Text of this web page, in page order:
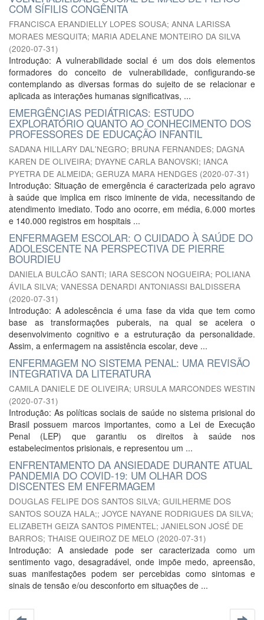
COM SÍFILIS CONGÊNITA
FRANCISCA ERANDIELLY LOPES SOUSA; ANNA LARISSA
MORAES MESQUITA; MARIA ADELANE MONTEIRO DA SILVA
(2020-07-31)
Introdução: A vulnerabilidade social é um dos dois elementos
formadores do conceito de vulnerabilidade, configurando-se
contemplando as diversas formas do sujeito de se relacionar e
aplicada as interações humanas significativas, ...
EMERGÊNCIAS PEDIÁTRICAS: ESTUDO
EXPLORATÓRIO QUANTO AO CONHECIMENTO DOS
PROFESSORES DE EDUCAÇÃO INFANTIL
SADANA HILLARY DAL'NEGRO; BRUNA FERNANDES; DAGNA
KAREN DE OLIVEIRA; DYAYNE CARLA BANOVSKI; IANCA
PYETRA DE ALMEIDA; GERUZA MARA HENDGES (2020-07-31)
Introdução: Situação de emergência é caracterizada pelo agravo
à saúde que implica em risco iminente de vida, necessitando de
atendimento imediato. Todo ano ocorre, em média, 6.000 mortes
e 140.000 registros em hospitais ...
ENFERMAGEM ESCOLAR: O CUIDADO À SAÚDE DO
ADOLESCENTE NA PERSPECTIVA DE PIERRE
BOURDIEU
DANIELA BULCÃO SANTI; IARA SESCON NOGUEIRA; POLIANA
ÁVILA SILVA; VANESSA DENARDI ANTONIASSI BALDISSERA
(2020-07-31)
Introdução: A adolescência é uma fase da vida que tem como
base as transformações puberais, na qual se acelera o
desenvolvimento cognitivo e a estruturação da personalidade.
Assim, a enfermagem na assistência escolar, deve ...
ENFERMAGEM NO SISTEMA PENAL: UMA REVISÃO
INTEGRATIVA DA LITERATURA
CAMILA DANIELE DE OLIVEIRA; URSULA MARCONDES WESTIN
(2020-07-31)
Introdução: As políticas sociais de saúde no sistema prisional do
Brasil possuem marcos importantes, como a Lei de Execução
Penal (LEP) que garantiu os direitos à saúde nos
estabelecimentos prisionais, e representou um ...
ENFRENTAMENTO DA ANSIEDADE DURANTE ATUAL
PANDEMIA DO COVID-19: UM OLHAR DOS
DISCENTES EM ENFERMAGEM
DOUGLAS FELIPE DOS SANTOS SILVA; GUILHERME DOS
SANTOS SOUZA HALA;; JOYCE NAYANE RODRIGUES DA SILVA;
ELIZABETH GEIZA SANTOS PIMENTEL; JANIELSON JOSÉ DE
BARROS; THAISE QUEIROZ DE MELO (2020-07-31)
Introdução: A ansiedade pode ser caracterizada como um
sentimento vago, desagradável, onde impõe medo, apreensão,
suas manifestações podem ser percebidas como sintomas e
sinais de tensão e/ou desconforto em situações de ...